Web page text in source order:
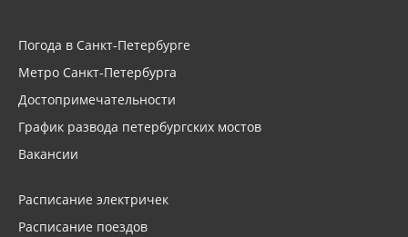
Погода в Санкт-Петербурге
Метро Санкт-Петербурга
Достопримечательности
График развода петербургских мостов
Вакансии
Расписание электричек
Расписание поездов